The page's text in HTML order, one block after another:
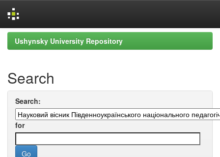
Skip
navigation
Ushynsky University Repository
Search
Search:
for